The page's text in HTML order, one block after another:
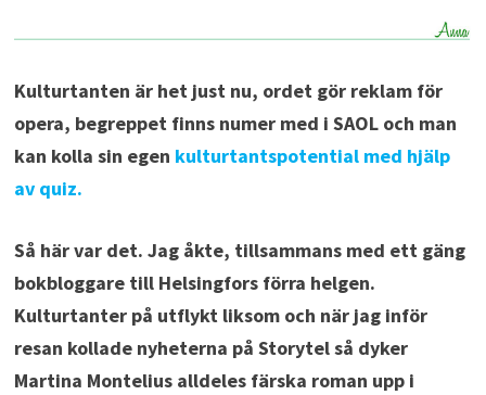
Kulturtanten är het just nu, ordet gör reklam för
opera, begreppet finns numer med i SAOL och man
kan kolla sin egen kulturtantspotential med hjälp
av quiz.
Så här var det. Jag åkte, tillsammans med ett gäng
bokbloggare till Helsingfors förra helgen.
Kulturtanter på utflykt liksom och när jag inför
resan kollade nyheterna på Storytel så dyker
Martina Montelius alldeles färska roman upp i